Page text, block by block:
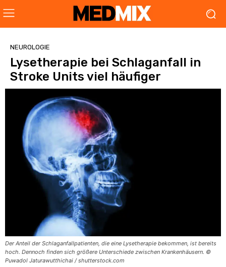
NEUROLOGIE
Lysetherapie bei Schlaganfall in
Stroke Units viel häufiger
Der Anteil der Schlaganfallpatienten, die eine Lysetherapie bekommen, ist bereits
hoch. Dennoch finden sich größere Unterschiede zwischen Krankenhäusern. ©
Puwadol Jaturawutthichai / shutterstock.com